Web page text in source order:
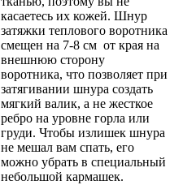
касаетесь их кожей. Шнур
затяжки теплового воротника
смещен на 7-8 см от края на
внешнюю сторону
воротника, что позволяет при
затягивании шнура создать
мягкий валик, а не жесткое
ребро на уровне горла или
груди. Чтобы излишек шнура
не мешал вам спать, его
можно убрать в специальный
небольшой кармашек.